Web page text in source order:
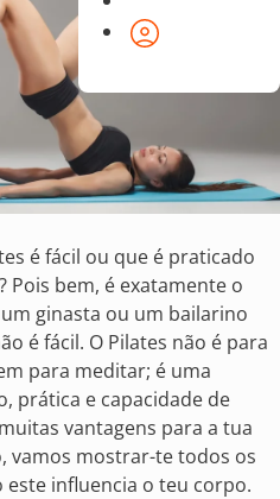
é fácil ou que é praticado
bem, é exatamente o
ginasta ou um bailarino
é fácil. O Pilates não é para
para meditar; é uma
prática e capacidade de
vantagens para a tua
vamos mostrar-te todos os
este influencia o teu corpo.